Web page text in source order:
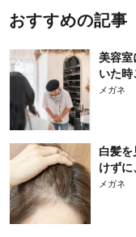
おすすめの記事
美容室
いた時
メガネ
白髪
けずに
メガネ